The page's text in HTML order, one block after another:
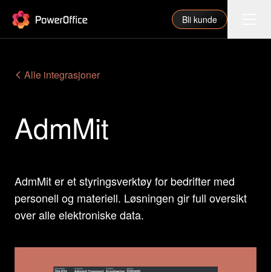
PowerOffice Bli kunde
Funksjoner
Priser
Våre partnere
For regnskapsfører
Om oss
Support
Alle integrasjoner
AdmMit
AdmMit er et styringsverktøy for bedrifter med
personell og materiell. Løsningen gir full oversikt
over alle elektroniske data.